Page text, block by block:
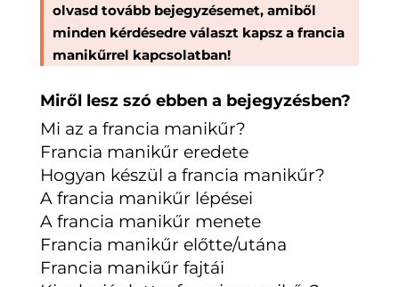
olvasd tovább bejegyzésemet, amiből
minden kérdésedre választ kapsz a francia
manikűrrel kapcsolatban!
Miről lesz szó ebben a bejegyzésben?
Mi az a francia manikűr?
Francia manikűr eredete
Hogyan készül a francia manikűr?
A francia manikűr lépései
A francia manikűr menete
Francia manikűr előtte/utána
Francia manikűr fajtái